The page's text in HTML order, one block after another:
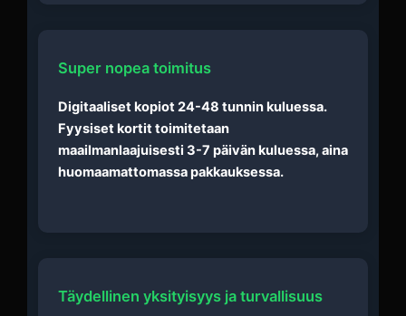
Super nopea toimitus
Digitaaliset kopiot 24-48 tunnin kuluessa.
Fyysiset kortit toimitetaan
maailmanlaajuisesti 3-7 päivän kuluessa, aina
huomaamattomassa pakkauksessa.
Täydellinen yksityisyys ja turvallisuus